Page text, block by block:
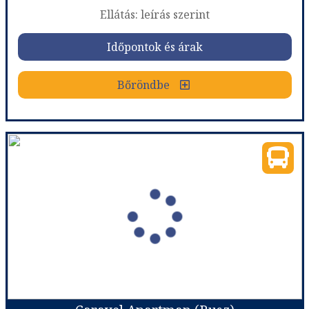
Időpontok és árak
Bőröndbe
Ellátás: leírás szerint
Időpontok és árak
Bőröndbe
Villa Sartios Apartman (Busz)
Görögország
Város:Sarti
Utazás módja:Busszal
Ellátás:leírás szerint
Szálláskategória:Apartman
Szobatípus:fsz. 2., 4 fő